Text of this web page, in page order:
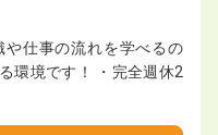
仕事の流れを学べるの
環境です！ ・完全週休2